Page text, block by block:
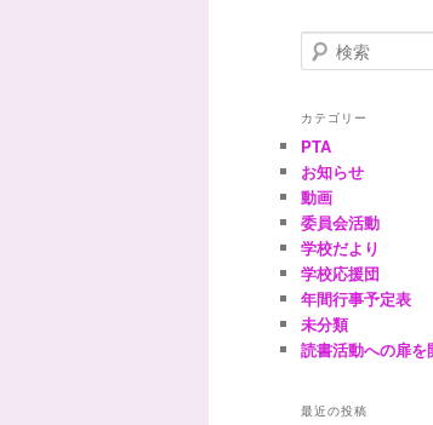
検
索
カテゴリー
PTA
お知らせ
動画
委員会活動
学校だより
学校応援団
年間行事予定表
未分類
読書活動への扉を
最近の投稿